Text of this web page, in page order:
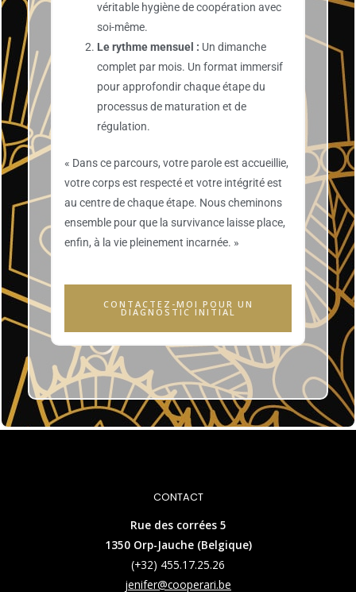
véritable hygiène de coopération avec
soi-même.
Le rythme mensuel : Un dimanche
complet par mois. Un format immersif
pour approfondir chaque étape du
processus de maturation et de
régulation.
« Dans ce parcours, votre parole est accueillie,
votre corps est respecté et votre intégrité est
au centre de chaque étape. Nous cheminons
ensemble pour que la survivance laisse place,
enfin, à la vie pleinement incarnée. »
CONTACTEZ-MOI POUR UN
DIAGNOSTIC INITIAL
CONTACT
Rue des corrées 5
1350 Orp-Jauche (Belgique)
(+32) 455.17.25.26
jenifer@cooperari.be